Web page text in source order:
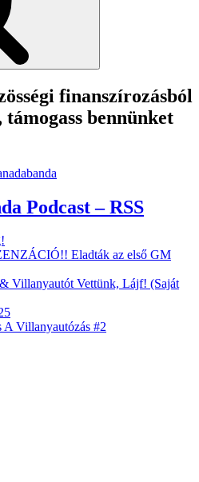
finanszírozásból
bennünket
Podcast – RSS
Eladták az első GM
Villanyautót Vettünk, Lájf! (Saját
Villanyautózás #2